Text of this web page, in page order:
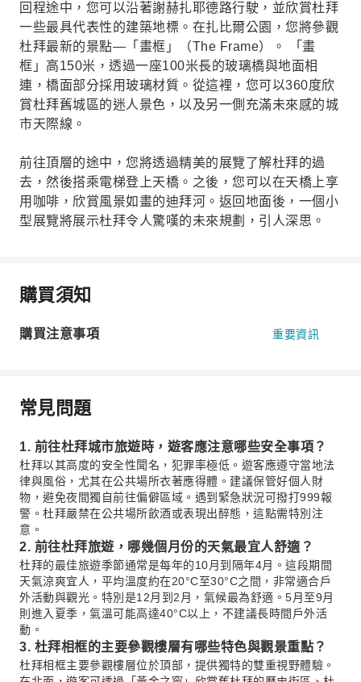
回程途中，您可以沿著謝赫扎耶德路行駛，並欣賞杜拜
一些最具代表性的建築地標。在扎比爾公園，您將參觀
杜拜最新的景點—「畫框」（The Frame）。 「畫
框」高150米，透過一座100米長的玻璃橋與地面相
連，橋面部分採用玻璃材質。從這裡，您可以360度欣
賞杜拜舊城區的迷人景色，以及另一側充滿未來感的城
市天際線。
前往頂層的途中，您將透過精美的展覽了解杜拜的過
去，然後搭乘電梯登上天橋。之後，您可以在天橋上享
用咖啡，欣賞風景如畫的迪拜河。返回地面後，一個小
型展覽將展示杜拜令人驚嘆的未來規劃，引人深思。
購買須知
購買注意事項 重要資訊
常見問題
1. 前往杜拜城市旅遊時，遊客應注意哪些安全事項？
杜拜以其高度的安全性聞名，犯罪率極低。遊客應遵守當地法
律與風俗，尤其在公共場所衣著應得體。建議保管好個人財
物，避免夜間獨自前往偏僻區域。遇到緊急狀況可撥打999報
警。杜拜嚴禁在公共場所飲酒或表現出醉態，這點需特別注
意。
2. 前往杜拜旅遊，哪幾個月份的天氣最宜人舒適？
杜拜的最佳旅遊季節通常是每年的10月到隔年4月。這段期間
天氣涼爽宜人，平均溫度約在20°C至30°C之間，非常適合戶
外活動與觀光。特別是12月到2月，氣候最為舒適。5月至9月
則進入夏季，氣溫可能高達40°C以上，不建議長時間戶外活
動。
3. 杜拜相框的主要參觀樓層有哪些特色與觀景重點？
杜拜相框主要參觀樓層位於頂部，提供獨特的雙重視野體驗。